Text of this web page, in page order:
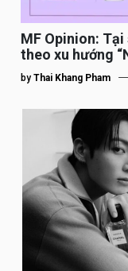
MF Opinion:
theo xu hướng
by Thai Khang Pham